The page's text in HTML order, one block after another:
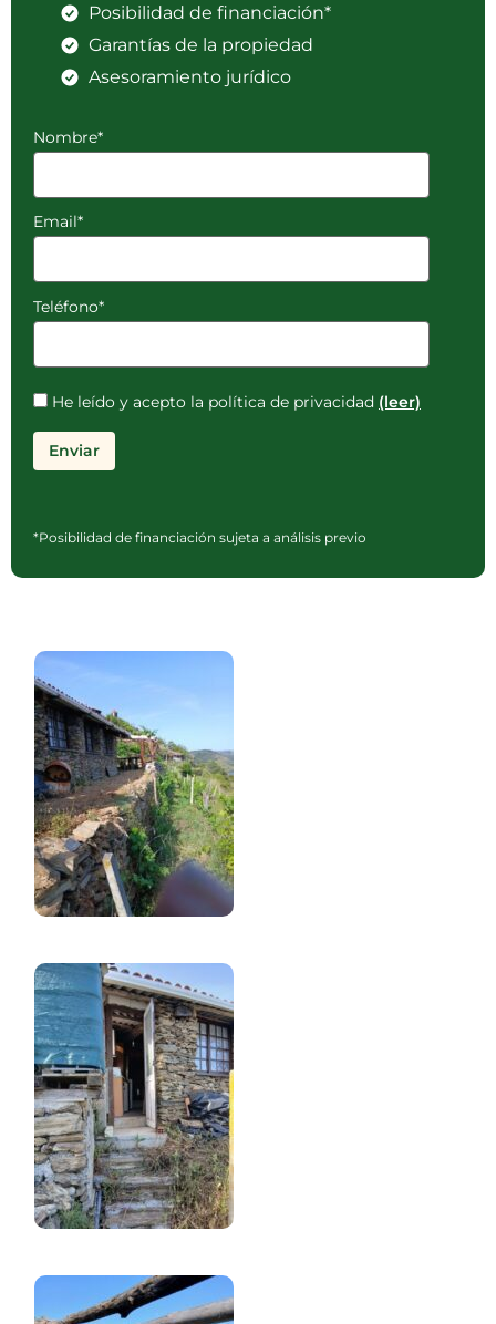
Posibilidad de financiación*
Garantías de la propiedad
Asesoramiento jurídico
Nombre*
Email*
Teléfono*
He leído y acepto la política de privacidad (leer)
*Posibilidad de financiación sujeta a análisis previo